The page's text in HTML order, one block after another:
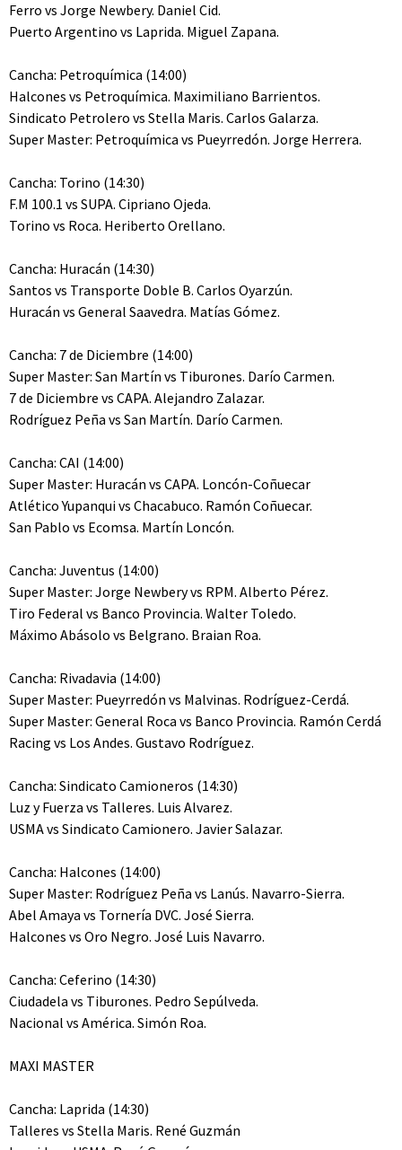
Ferro vs Jorge Newbery. Daniel Cid.
Puerto Argentino vs Laprida. Miguel Zapana.
Cancha: Petroquímica (14:00)
Halcones vs Petroquímica. Maximiliano Barrientos.
Sindicato Petrolero vs Stella Maris. Carlos Galarza.
Super Master: Petroquímica vs Pueyrredón. Jorge Herrera.
Cancha: Torino (14:30)
F.M 100.1 vs SUPA. Cipriano Ojeda.
Torino vs Roca. Heriberto Orellano.
Cancha: Huracán (14:30)
Santos vs Transporte Doble B. Carlos Oyarzún.
Huracán vs General Saavedra. Matías Gómez.
Cancha: 7 de Diciembre (14:00)
Super Master: San Martín vs Tiburones. Darío Carmen.
7 de Diciembre vs CAPA. Alejandro Zalazar.
Rodríguez Peña vs San Martín. Darío Carmen.
Cancha: CAI (14:00)
Super Master: Huracán vs CAPA. Loncón-Coñuecar
Atlético Yupanqui vs Chacabuco. Ramón Coñuecar.
San Pablo vs Ecomsa. Martín Loncón.
Cancha: Juventus (14:00)
Super Master: Jorge Newbery vs RPM. Alberto Pérez.
Tiro Federal vs Banco Provincia. Walter Toledo.
Máximo Abásolo vs Belgrano. Braian Roa.
Cancha: Rivadavia (14:00)
Super Master: Pueyrredón vs Malvinas. Rodríguez-Cerdá.
Super Master: General Roca vs Banco Provincia. Ramón Cerdá
Racing vs Los Andes. Gustavo Rodríguez.
Cancha: Sindicato Camioneros (14:30)
Luz y Fuerza vs Talleres. Luis Alvarez.
USMA vs Sindicato Camionero. Javier Salazar.
Cancha: Halcones (14:00)
Super Master: Rodríguez Peña vs Lanús. Navarro-Sierra.
Abel Amaya vs Tornería DVC. José Sierra.
Halcones vs Oro Negro. José Luis Navarro.
Cancha: Ceferino (14:30)
Ciudadela vs Tiburones. Pedro Sepúlveda.
Nacional vs América. Simón Roa.
MAXI MASTER
Cancha: Laprida (14:30)
Talleres vs Stella Maris. René Guzmán